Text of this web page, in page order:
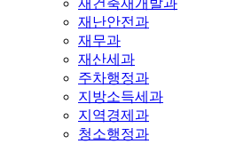
재건축재개발과
재난안전과
재무과
재산세과
주차행정과
지방소득세과
지역경제과
청소행정과